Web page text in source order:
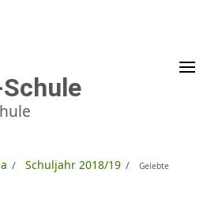
/ Schuljahr 2018/19 /
Gelebte